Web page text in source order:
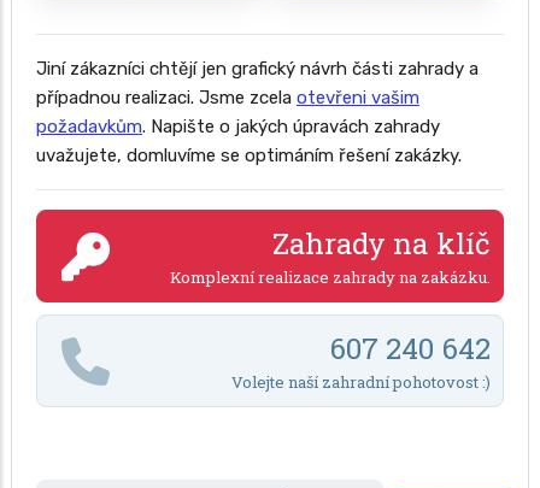
Jiní zákazníci chtějí jen grafický návrh části zahrady a
případnou realizaci. Jsme zcela otevřeni vašim
požadavkům. Napište o jakých úpravách zahrady
uvažujete, domluvíme se optimáním řešení zakázky.
Zahrady na klíč
Komplexní realizace zahrady na zakázku.
607 240 642
Volejte naší zahradní pohotovost :)